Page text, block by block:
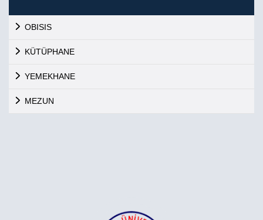
OBISIS
KÜTÜPHANE
YEMEKHANE
MEZUN